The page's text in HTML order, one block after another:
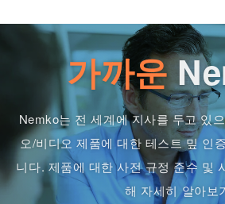
가까운
Nemko는 전 세계에 지사를 두고 있
오/비디오 제품에 대한 테스트 밒 인
니다. 제품에 대한 사전 규정 준수 및
해 자세히 알아보